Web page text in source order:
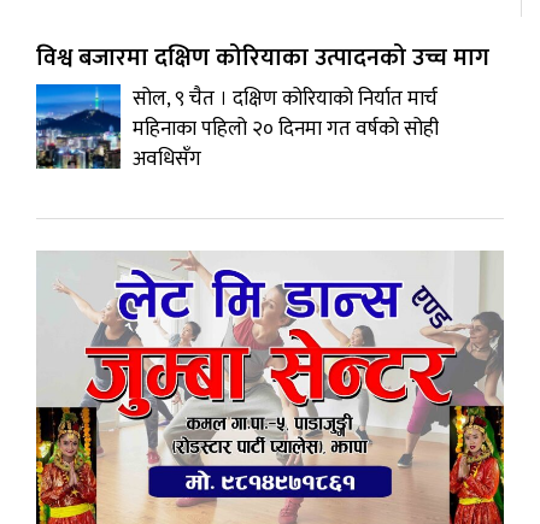
विश्व बजारमा दक्षिण कोरियाका उत्पादनको उच्च माग
सोल, ९ चैत । दक्षिण कोरियाको निर्यात मार्च
महिनाका पहिलो २० दिनमा गत वर्षको सोही
अवधिसँग